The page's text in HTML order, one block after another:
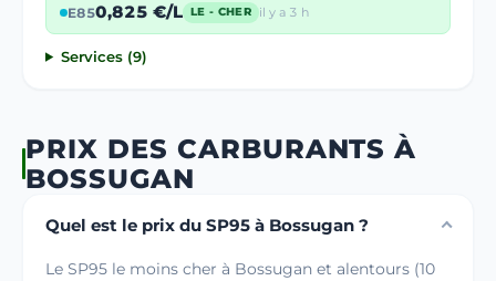
E850,825 €/L LE - CHER il y a 3 h
Services (9)
PRIX DES CARBURANTS À
BOSSUGAN
Quel est le prix du SP95 à Bossugan ?
Le SP95 le moins cher à Bossugan et alentours (10